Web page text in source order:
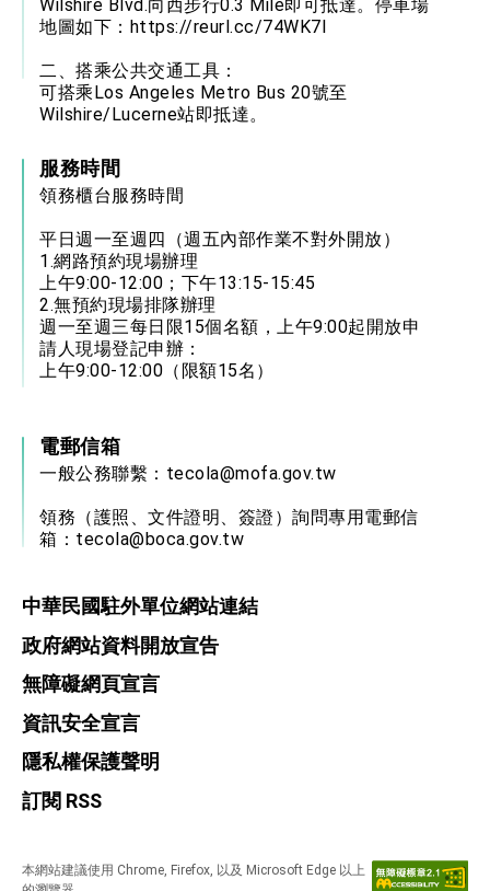
Wilshire Blvd.向西步行0.3 Mile即可抵達。停車場
地圖如下： https://reurl.cc/74WK7l
二、搭乘公共交通工具：
可搭乘Los Angeles Metro Bus 20號至
Wilshire/Lucerne站即抵達。
服務時間
領務櫃台服務時間
平日週一至週四（週五內部作業不對外開放）
1.網路預約現場辦理
上午9:00-12:00；下午13:15-15:45
2.無預約現場排隊辦理
週一至週三每日限15個名額，上午9:00起開放申
請人現場登記申辦：
上午9:00-12:00（限額15名）
電郵信箱
一般公務聯繫： tecola@mofa.gov.tw
領務（護照、文件證明、簽證）詢問專用電郵信
箱： tecola@boca.gov.tw
中華民國駐外單位網站連結
政府網站資料開放宣告
無障礙網頁宣言
資訊安全宣言
隱私權保護聲明
訂閱 RSS
本網站建議使用 Chrome, Firefox, 以及 Microsoft Edge 以上